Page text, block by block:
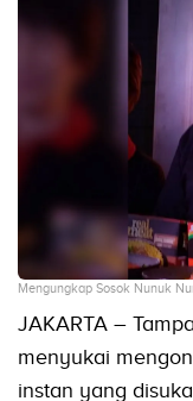
Mengungkap Sosok Nunuk
JAKARTA –
menyukai
instan yang